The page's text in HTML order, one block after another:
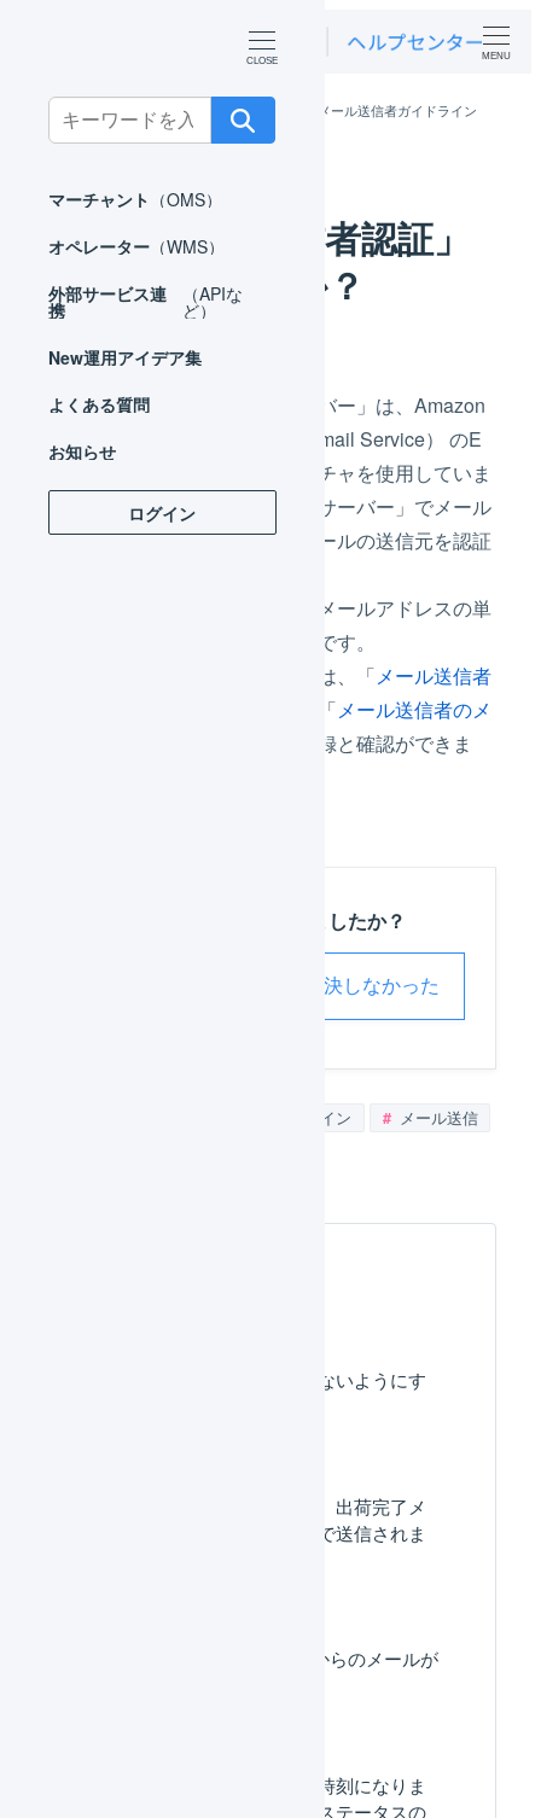
Search
for:
マーチャント （OMS）
オペレーター （WMS）
外部サービス連
携
（APIな
ど）
New運用アイデア集
よくある質問
お知らせ
ログイン
MENU
ホーム よくある質問
FAQ_Googleメール送信者ガイドライン
「メール送信者認証」とは何ですか？
「メール送信者認証」
とは何ですか？
「ロジレスのメールサーバー」は、Amazon
SES（Amazon Simple Email Service） のE
メールインフラストラクチャを使用していま
す。「ロジレスのメールサーバー」でメール
を配信するためには、メールの送信元を認証
認証は、ドメインまたはメールアドレスの単
位で認証することが可能です。
「メール送信者認証」では、「メール送信者
」または「メール送信者のメ
」の登録と確認ができま
この記事は役に立ちましたか？
解決しなかった
FAQ_Googleメール送信者ガイドライン
メール送信
自動送信メールを送らないようにす
出荷伝票を分割した際、出荷完了メ
ールはどのタイミングで送信されま
受注伝票 : LOGILESSからのメールが
メール送信の送信予定時刻になりま
したが、「処理待ち」ステータスの